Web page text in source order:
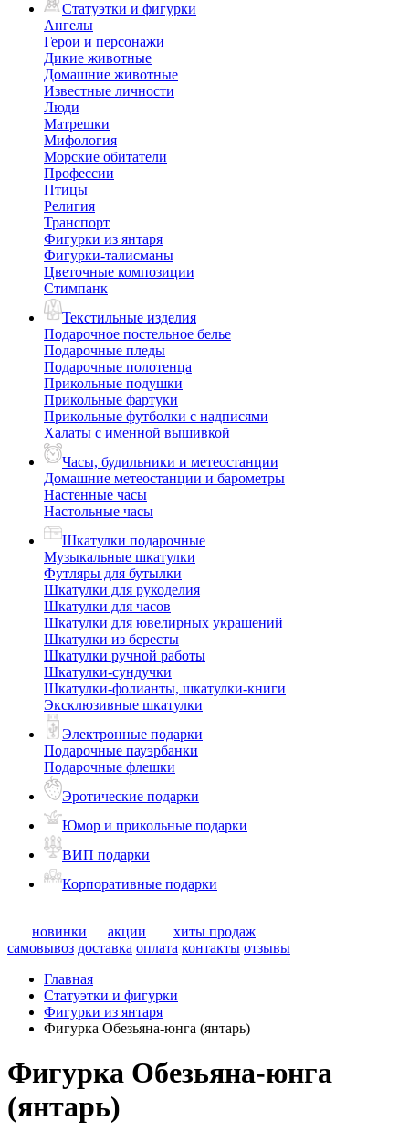
Статуэтки и фигурки
Ангелы
Герои и персонажи
Дикие животные
Домашние животные
Известные личности
Люди
Матрешки
Мифология
Морские обитатели
Профессии
Птицы
Религия
Транспорт
Фигурки из янтаря
Фигурки-талисманы
Цветочные композиции
Стимпанк
Текстильные изделия
Подарочное постельное белье
Подарочные пледы
Подарочные полотенца
Прикольные подушки
Прикольные фартуки
Прикольные футболки с надписями
Халаты с именной вышивкой
Часы, будильники и метеостанции
Домашние метеостанции и барометры
Настенные часы
Настольные часы
Шкатулки подарочные
Музыкальные шкатулки
Футляры для бутылки
Шкатулки для рукоделия
Шкатулки для часов
Шкатулки для ювелирных украшений
Шкатулки из бересты
Шкатулки ручной работы
Шкатулки-сундучки
Шкатулки-фолианты, шкатулки-книги
Эксклюзивные шкатулки
Электронные подарки
Подарочные пауэрбанки
Подарочные флешки
Эротические подарки
Юмор и прикольные подарки
ВИП подарки
Корпоративные подарки
новинки акции
хиты продаж
самовывоз доставка оплата контакты отзывы
Главная
Статуэтки и фигурки
Фигурки из янтаря
Фигурка Обезьяна-юнга (янтарь)
Фигурка Обезьяна-юнга
(янтарь)